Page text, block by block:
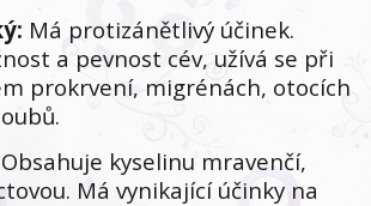
Má protizánětlivý účinek.
a pevnost cév, užívá se při
prokrvení, migrénách, otocích
Obsahuje kyselinu mravenčí,
Má vynikající účinky na